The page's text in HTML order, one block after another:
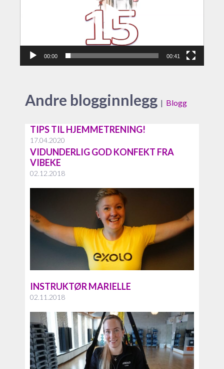
00:00 00:41
Andre blogginnlegg | Blogg
TIPS TIL HJEMMETRENING!
17.04.2020
VIDUNDERLIG GOD KONFEKT FRA
VIBEKE
02.12.2018
INSTRUKTØR MARIELLE
02.11.2018